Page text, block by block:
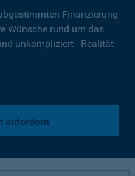
Finanzierung
Wünsche rund um das
unkompliziert - Realität
anfordern